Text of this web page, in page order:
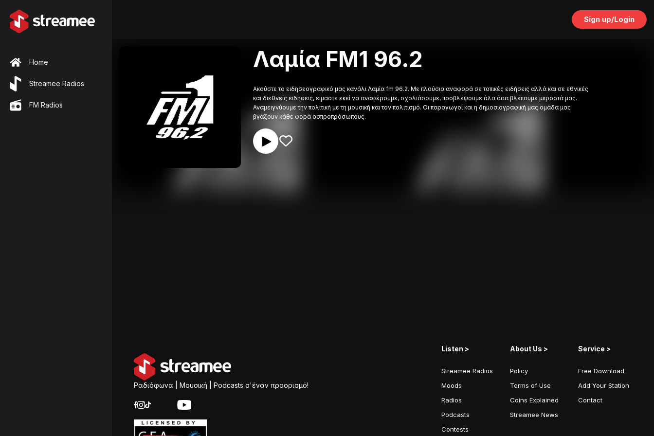
Home
Streamee Radios
FM Radios
Sign up/Login
Λαμία FM1 96.2
Ακούστε το ειδησεογραφικό μας κανάλι Λαμία fm 96.2. Με πλούσια αναφορά σε τοπικές ειδήσεις αλλά και σε εθνικές
και διεθνείς ειδήσεις, είμαστε εκεί να αναφέρουμε, σχολιάσουμε, προβλέψουμε όλα όσα βλέπουμε μπροστά μας.
Αναμειγνύουμε την πολιτική με τη μουσική και τον πολιτισμό. Οι παραγωγοί και η δημοσιογραφική μας ομάδα μας
βγάζουν κάθε φορά ασπροπρόσωπους.
Ραδιόφωνα | Μουσική | Podcasts σ'έναν προορισμό!
Listen >
Streamee Radios
Moods
Radios
Podcasts
Contests
About Us >
Policy
Terms of Use
Coins Explained
Streamee News
Service >
Free Download
Add Your Station
Contact